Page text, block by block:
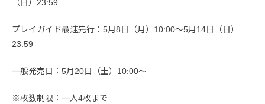
（日）23:59
プレイガイド最速先行：5月8日（月）10:00〜5月14日（日）
23:59
一般発売日：5月20日（土）10:00〜
※枚数制限：一人4枚まで